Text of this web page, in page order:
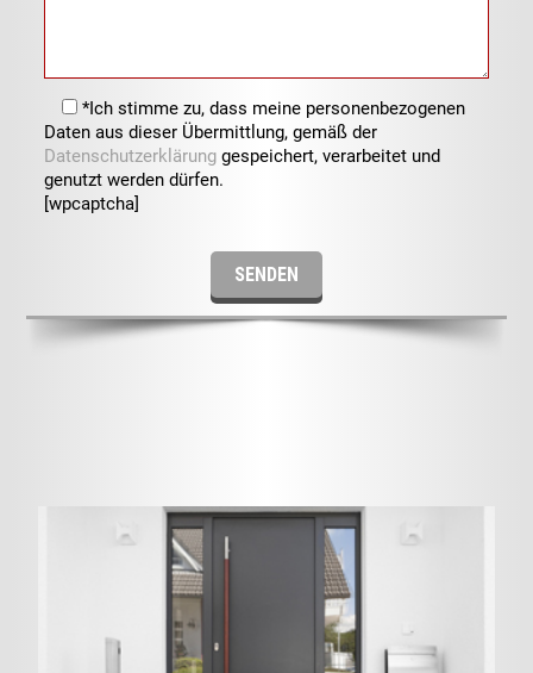
*Ich stimme zu, dass meine personenbezogenen
Daten aus dieser Übermittlung, gemäß der
Datenschutzerklärung gespeichert, verarbeitet und
genutzt werden dürfen.
[wpcaptcha]
Alternative: